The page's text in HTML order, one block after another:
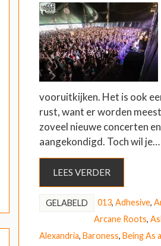
vooruitkijken. Het is ook
rust, want er worden
zoveel nieuwe concerten
aangekondigd. Toch wil je…
LEES VERDER
GELABELD 013, Adhesive,
Arcane Roots,
Alexandria, Baroness, Being As